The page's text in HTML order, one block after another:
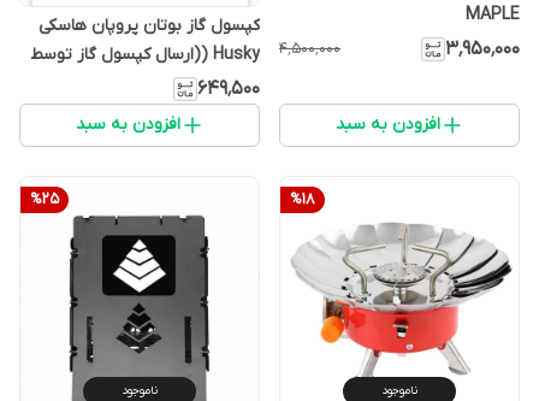
MAPLE
۳٬۹۵۰٬۰۰۰ ۴٬۵۰۰٬۰۰۰
افزودن به سبد
کپسول گاز بوتان پروپان هاسکی
Husky ((ارسال کپسول گاز توسط
پست امکان پذیر نمی باشد))
۶۴۹٬۵۰۰
افزودن به سبد
%18
ناموجود
%25
ناموجود